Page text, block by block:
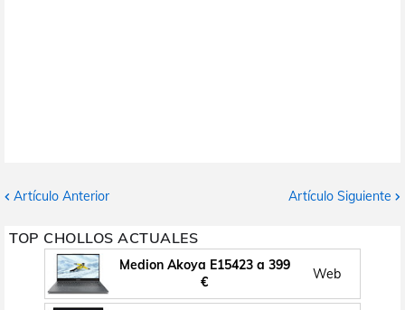
Artículo Anterior Artículo Siguiente
TOP CHOLLOS ACTUALES
Medion Akoya E15423 a 399
€
Web